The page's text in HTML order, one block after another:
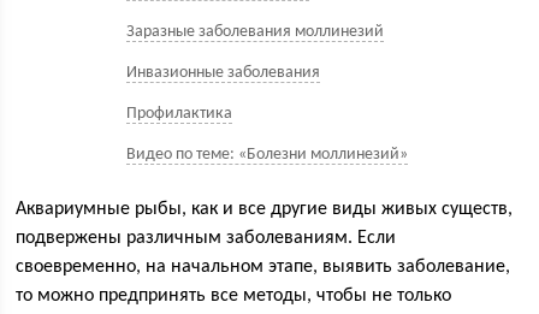
Заразные заболевания моллинезий
Инвазионные заболевания
Профилактика
Видео по теме: «Болезни моллинезий»
Аквариумные рыбы, как и все другие виды живых существ,
подвержены различным заболеваниям. Если
своевременно, на начальном этапе, выявить заболевание,
то можно предпринять все методы, чтобы не только